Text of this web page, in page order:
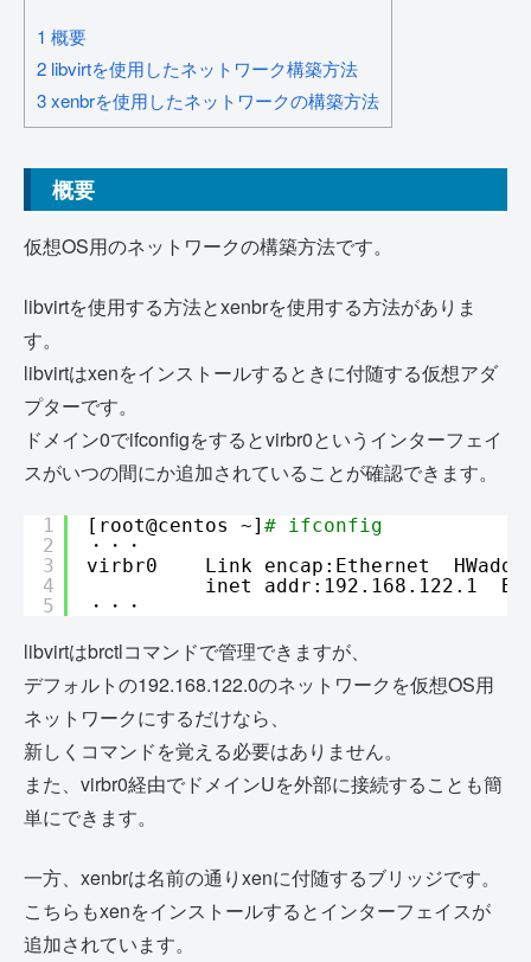
1 概要
2 libvirtを使用したネットワーク構築方法
3xenbrを使用したネットワークの構築方法
概要
仮想OS用のネットワークの構築方法です。
libvirtを使用する方法とxenbrを使用する方法がありま
す。
libvirtはxenをインストールするときに付随する仮想アダ
プターです。
ドメイン0でifconfigをするとvirbr0というインターフェイ
スがいつの間にか追加されていることが確認できます。
1
2
3
4
5
[root@centos ~] # ifconfig
・・・
virbr0    Link encap:Ethernet
inet addr:192.168.122.1
・・・
libvirtはbrctlコマンドで管理できますが、
デフォルトの192.168.122.0のネットワークを仮想OS用
ネットワークにするだけなら、
新しくコマンドを覚える必要はありません。
また、virbr0経由でドメインUを外部に接続することも簡
単にできます。
一方、xenbrは名前の通りxenに付随するブリッジです。
こちらもxenをインストールするとインターフェイスが
追加されています。